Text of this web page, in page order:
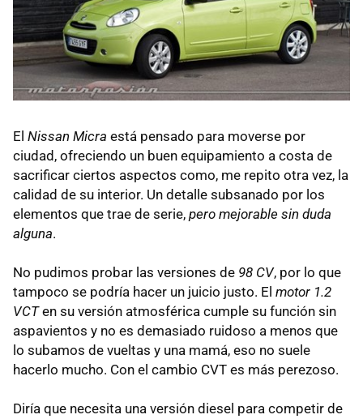
El Nissan Micra está pensado para moverse por
ciudad, ofreciendo un buen equipamiento a costa de
sacrificar ciertos aspectos como, me repito otra vez, la
calidad de su interior. Un detalle subsanado por los
elementos que trae de serie, pero mejorable sin duda
alguna.
No pudimos probar las versiones de 98 CV, por lo que
tampoco se podría hacer un juicio justo. El motor 1.2
VCTen su versión atmosférica cumple su función sin
aspavientos y no es demasiado ruidoso a menos que
lo subamos de vueltas y una mamá, eso no suele
hacerlo mucho. Con el cambio CVT es más perezoso.
Diría que necesita una versión diesel para competir de